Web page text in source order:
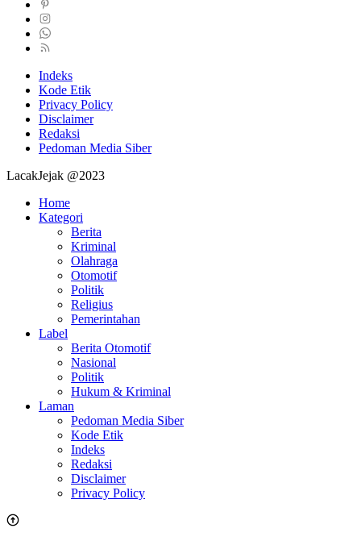
Indeks
Kode Etik
Privacy Policy
Disclaimer
Redaksi
Pedoman Media Siber
LacakJejak @2023
Home
Kategori
Berita
Kriminal
Olahraga
Otomotif
Politik
Religius
Pemerintahan
Label
Berita Otomotif
Nasional
Politik
Hukum & Kriminal
Laman
Pedoman Media Siber
Kode Etik
Indeks
Redaksi
Disclaimer
Privacy Policy